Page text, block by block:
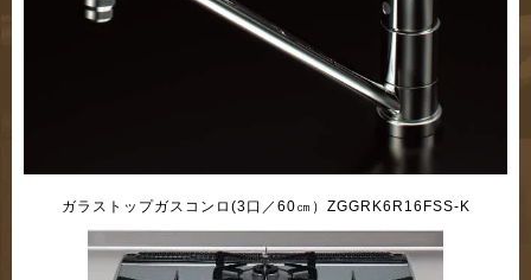
ガラストップガスコンロ(3口／60㎝）ZGGRK6R16FSS-K